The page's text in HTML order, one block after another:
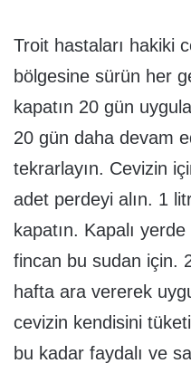
Troit hastaları hakiki
bölgesine sürün her
kapatın 20 gün
20 gün daha devam
tekrarlayın. Cevizin
adet perdeyi alın. 1
kapatın. Kapalı
fincan bu sudan için.
hafta ara vererek
cevizin kendisini
bu kadar faydalı ve